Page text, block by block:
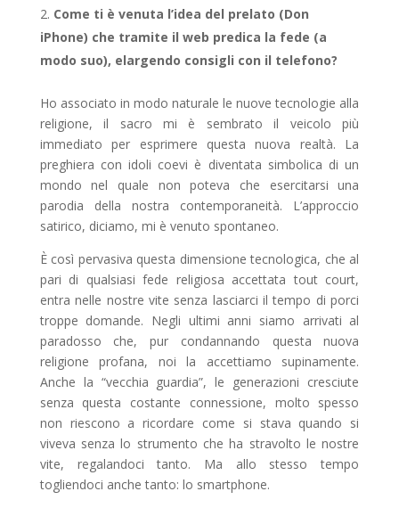
Come ti è venuta l’idea del prelato (Don
iPhone) che tramite il web predica la fede (a
modo suo), elargendo consigli con il telefono?
Ho associato in modo naturale le nuove tecnologie alla
religione, il sacro mi è sembrato il veicolo più
immediato per esprimere questa nuova realtà. La
preghiera con idoli coevi è diventata simbolica di un
mondo nel quale non poteva che esercitarsi una
parodia della nostra contemporaneità. L’approccio
satirico, diciamo, mi è venuto spontaneo.
È così pervasiva questa dimensione tecnologica, che al
pari di qualsiasi fede religiosa accettata tout court,
entra nelle nostre vite senza lasciarci il tempo di porci
troppe domande. Negli ultimi anni siamo arrivati al
paradosso che, pur condannando questa nuova
religione profana, noi la accettiamo supinamente.
Anche la “vecchia guardia”, le generazioni cresciute
senza questa costante connessione, molto spesso
non riescono a ricordare come si stava quando si
viveva senza lo strumento che ha stravolto le nostre
vite, regalandoci tanto. Ma allo stesso tempo
togliendoci anche tanto: lo smartphone.